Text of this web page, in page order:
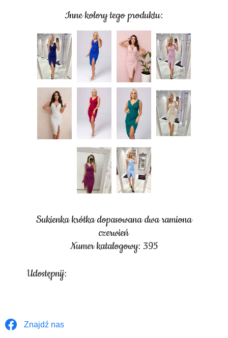
Inne kolory tego produktu:
Sukienka krótka dopasowana dwa ramiona
czerwień
Numer katalogowy: 395
Udostępnij:
Znajdź nas